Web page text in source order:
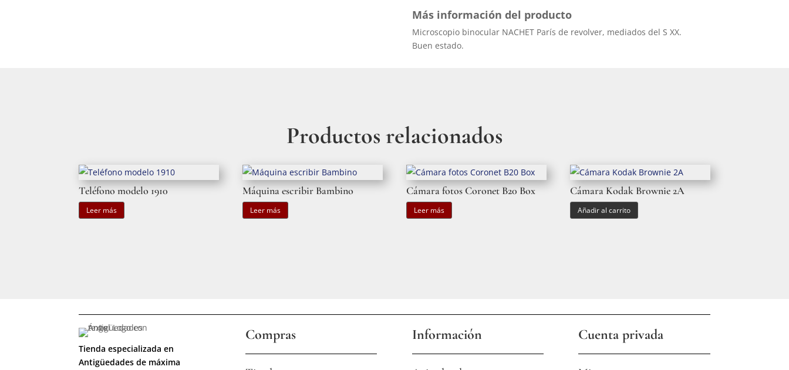
Más información del producto
Microscopio binocular NACHET París de revolver, mediados del S XX.
Buen estado.
Productos relacionados
Teléfono modelo 1910
Leer más
Máquina escribir Bambino
Leer más
Cámara fotos Coronet B20 Box
Leer más
Cámara Kodak Brownie 2A
Añadir al carrito
Tienda especializada en
Antigüedades de máxima
Compras Información Cuenta privada